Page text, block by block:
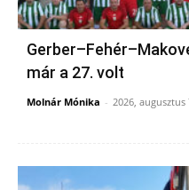
már a 27. volt
Molnár Mónika - 2026, augusztus